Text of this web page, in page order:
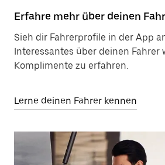
Erfahre mehr über deinen
Sieh dir Fahrerprofile in der App
Interessantes über deinen Fahrer
Komplimente zu erfahren.
Lerne deinen Fahrer kennen